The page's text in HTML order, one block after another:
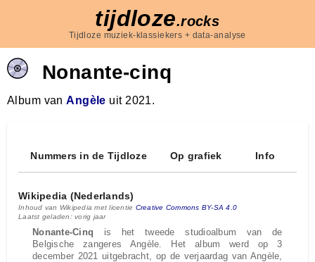
tijdloze.rocks
Tijdloze muziek-klassiekers + data-analyse
Nonante‐cinq
Album vanAngèle uit 2021.
Nummers in de Tijdloze Op grafiek Info
Wikipedia (Nederlands)
Inhoud van Wikipedia met licentie Creative Commons BY-SA 4.0
Laatst geladen: vorig jaar
Nonante-Cinq is het tweede studioalbum van de
Belgische zangeres Angèle. Het album werd op 3
december 2021 uitgebracht, op de verjaardag van Angèle,